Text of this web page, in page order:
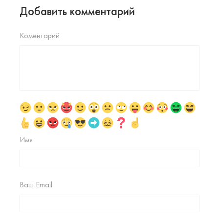
Добавить комментарий
Коментарий
Имя
Ваш Email